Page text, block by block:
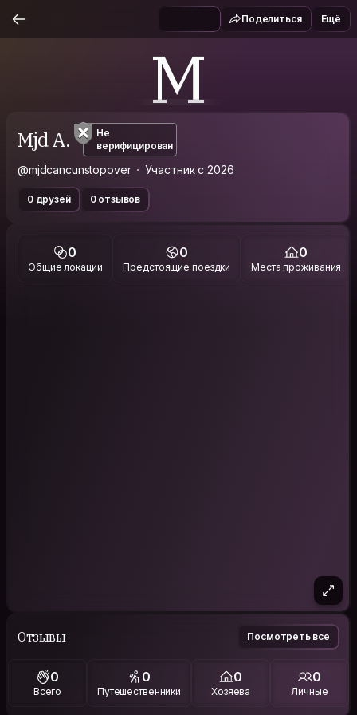
Поделиться Ещё
M
Mjd A.
Не
верифицирован
@mjdcancunstopover Участник с 2026
0 друзей 0 отзывов
0
Общие локации
0
Предстоящие поездки
0
Места проживания
Отзывы Посмотреть все
0
Всего
0
Путешественники
0
Хозяева
0
Личные